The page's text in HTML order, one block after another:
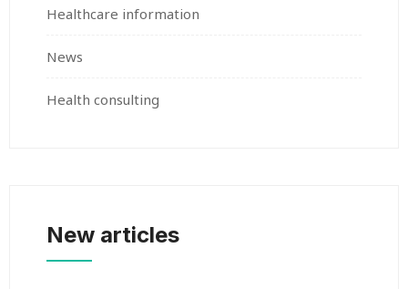
Healthcare information
News
Health consulting
New articles